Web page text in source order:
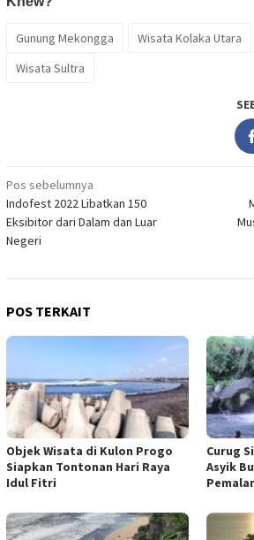
Gunung Mekongga Wisata Kolaka Utara
Wisata Sultra
Navigasi
pos
Pos sebelumnya
Indofest 2022 Libatkan 150
Eksibitor dari Dalam dan Luar
Negeri
POS TERKAIT
Objek Wisata di Kulon Progo
Siapkan Tontonan Hari Raya
Idul Fitri
Curug
Asyik